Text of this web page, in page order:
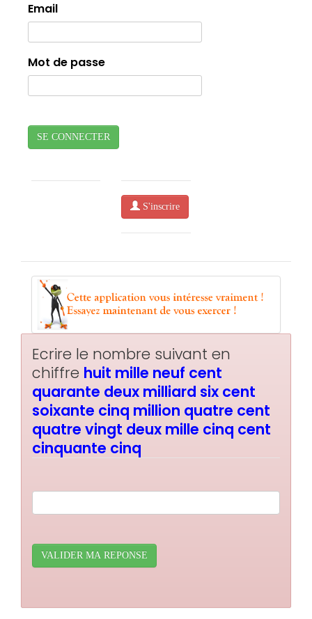
Email
Mot de passe
SE CONNECTER
S'inscrire
Ecrire le nombre suivant en
chiffre huit mille neuf cent
quarante deux milliard six cent
soixante cinq million quatre cent
quatre vingt deux mille cinq cent
cinquante cinq
VALIDER MA REPONSE